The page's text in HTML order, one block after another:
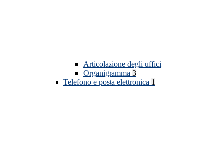
Articolazione degli uffici
Organigramma 3
Telefono e posta elettronica 1